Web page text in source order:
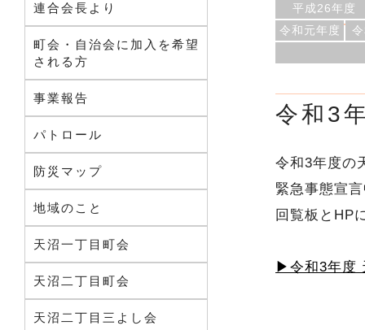
連合会長より
町会・自治会に加入を希望
される方
事業報告
パトロール
防災マップ
地域のこと
天沼一丁目町会
天沼二丁目町会
天沼二丁目三よし会
平成26年度
令和元年度
令和3
令和3年度の
緊急事態宣
回覧板とHP
▶令和3年度